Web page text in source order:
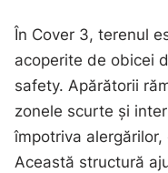
În Cover 3, terenul
acoperite de obicei
safety. Apărătorii
zonele scurte și
împotriva
Această structură